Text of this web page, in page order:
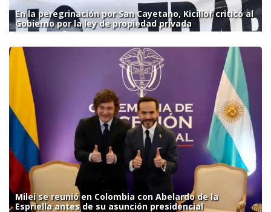
En la peregrinación por San Cayetano, Kicillof criticó al
Gobierno por la ley de propiedad privada
Milei se reunió en Colombia con Abelardo de la
Espriella antes de su asunción presidencial